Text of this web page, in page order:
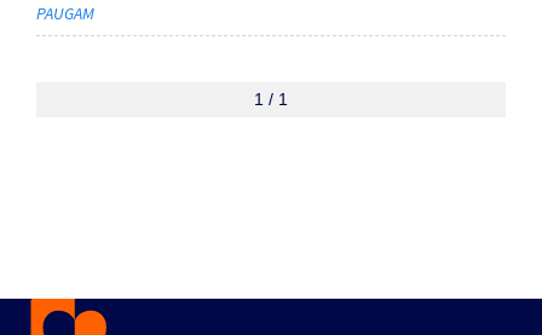
PAUGAM
1 / 1